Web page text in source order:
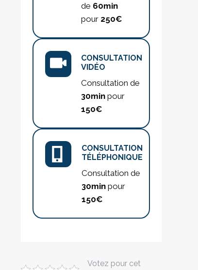
de 60min
pour 250€
CONSULTATION
VIDÉO
Consultation de
30min pour
150€
CONSULTATION
TÉLÉPHONIQUE
Consultation de
30min pour
150€
Votez pour cet